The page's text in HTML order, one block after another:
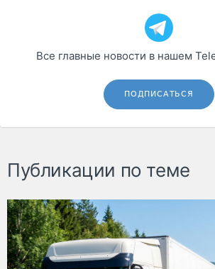
Все главные новости в нашем
ПОДПИСАТЬСЯ
Публикации по теме